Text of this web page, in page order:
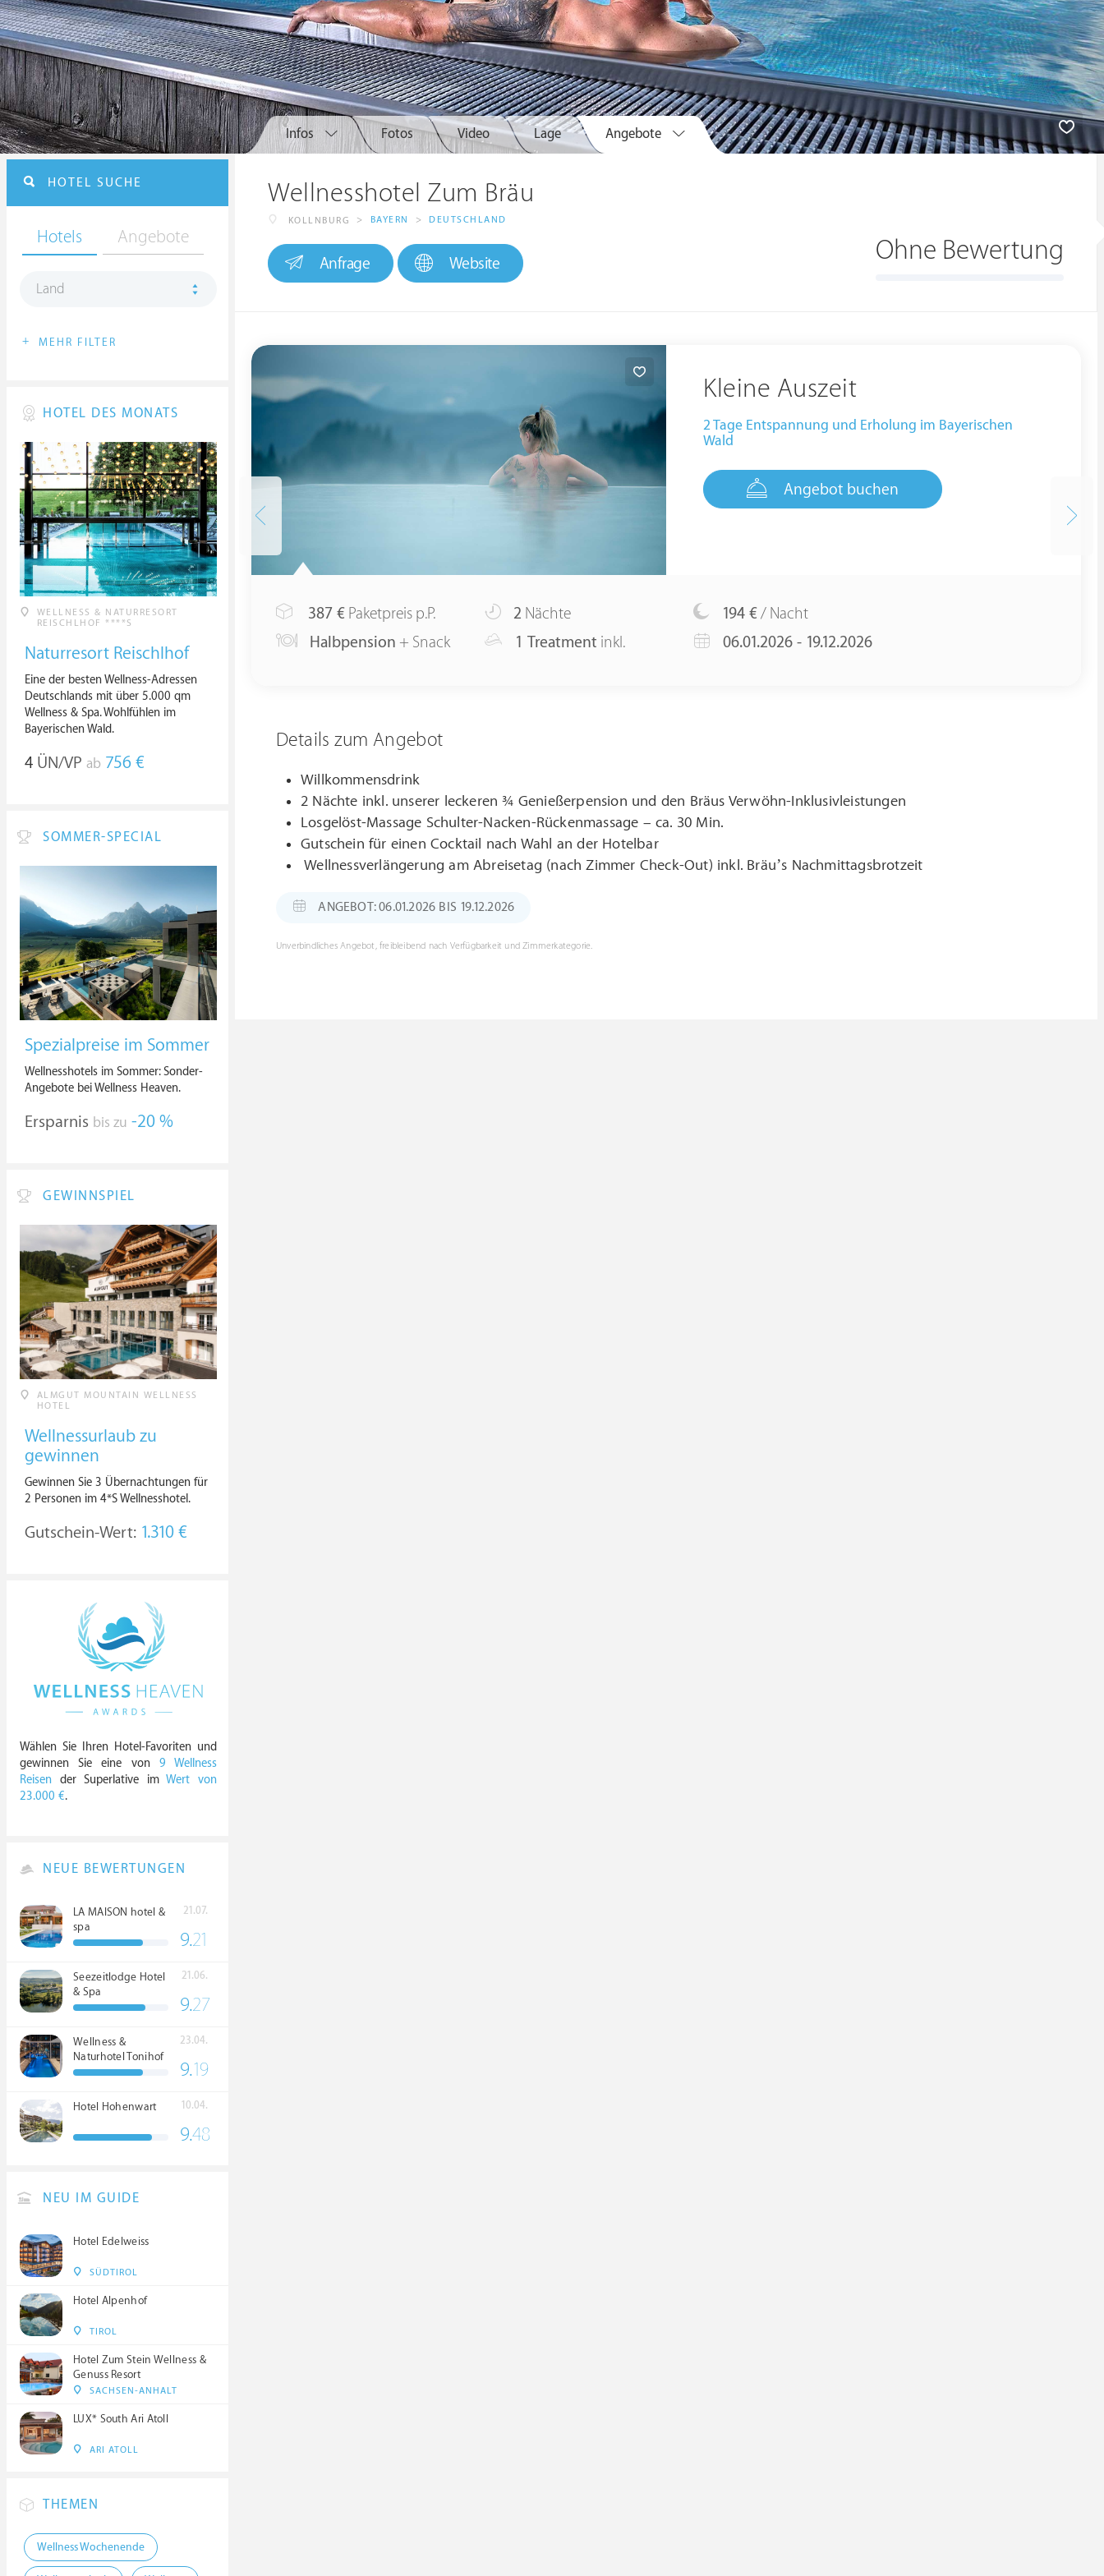
Infos Fotos Video Lage Angebote
Wellnesshotel Zum Bräu
KOLLNBURG > BAYERN > DEUTSCHLAND
Anfrage Website Ohne Bewertung
Kleine Auszeit
2 Tage Entspannung und Erholung im Bayerischen
Wald
Angebot buchen
387 € Paketpreis p.P.
Halbpension + Snack
2 Nächte
1 Treatment inkl.
194 €/ Nacht
06.01.2026 - 19.12.2026
Details zum Angebot
Willkommensdrink
2 Nächte inkl. unserer leckeren ¾ Genießerpension und den Bräus Verwöhn-Inklusivleistungen
Losgelöst-Massage Schulter-Nacken-Rückenmassage – ca. 30 Min.
Gutschein für einen Cocktail nach Wahl an der Hotelbar
Wellnessverlängerung am Abreisetag (nach Zimmer Check-Out) inkl. Bräu’s Nachmittagsbrotzeit
ANGEBOT: 06.01.2026 BIS 19.12.2026
Unverbindliches Angebot, freibleibend nach Verfügbarkeit und Zimmerkategorie.
HOTEL SUCHE
Hotels Angebote
Land
+ MEHR FILTER
HOTEL DES MONATS
WELLNESS & NATURRESORT
REISCHLHOF ****S
Naturresort Reischlhof
Eine der besten Wellness-Adressen
Deutschlands mit über 5.000 qm
Wellness & Spa. Wohlfühlen im
Bayerischen Wald.
4 ÜN/VP ab 756 €
SOMMER-SPECIAL
Spezialpreise im Sommer
Wellnesshotels im Sommer: Sonder-
Angebote bei Wellness Heaven.
Ersparnis bis zu -20 %
GEWINNSPIEL
ALMGUT MOUNTAIN WELLNESS
HOTEL
Wellnessurlaub zu
gewinnen
Gewinnen Sie 3 Übernachtungen für
2 Personen im 4*S Wellnesshotel.
Gutschein-Wert: 1.310 €
Wählen Sie Ihren Hotel-Favoriten und
gewinnen Sie eine von 9 Wellness
Reisen der Superlative imWert von
23.000 €.
NEUE BEWERTUNGEN
LA MAISON hotel &
spa
21.07.
9.21
Seezeitlodge Hotel
& Spa
21.06.
9.27
Wellness &
Naturhotel Tonihof
****S
23.04.
9.19
Hotel Hohenwart 10.04.
9.48
NEU IM GUIDE
Hotel Edelweiss
SÜDTIROL
Hotel Alpenhof
TIROL
Hotel Zum Stein Wellness &
Genuss Resort
SACHSEN-ANHALT
LUX* South Ari Atoll
ARI ATOLL
THEMEN
Wellness Wochenende